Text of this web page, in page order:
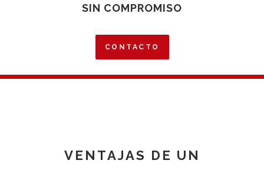
SIN COMPROMISO
CONTACTO
VENTAJAS DE UN